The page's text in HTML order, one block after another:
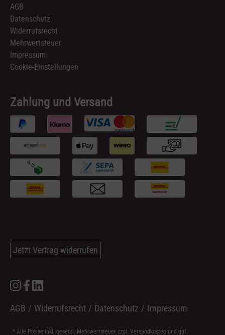
AGB
Datenschutz
Widerrufsrecht
Mehrwertsteuer
Impressum
Cookie-Einstellungen
Zahlung und Versand
Jetzt Vertrag widerrufen
AGB / Widerrufsrecht / Datenschutz / Impressum
* Alle Preise inkl. gesetzl. Mehrwertsteuer zzgl. Versandkosten und ggf.